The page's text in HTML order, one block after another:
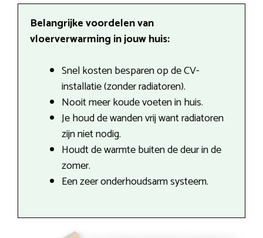
Belangrijke voordelen van
vloerverwarming in jouw huis:
Snel kosten besparen op de CV-
installatie (zonder radiatoren).
Nooit meer koude voeten in huis.
Je houd de wanden vrij want radiatoren
zijn niet nodig.
Houdt de warmte buiten de deur in de
zomer.
Een zeer onderhoudsarm systeem.